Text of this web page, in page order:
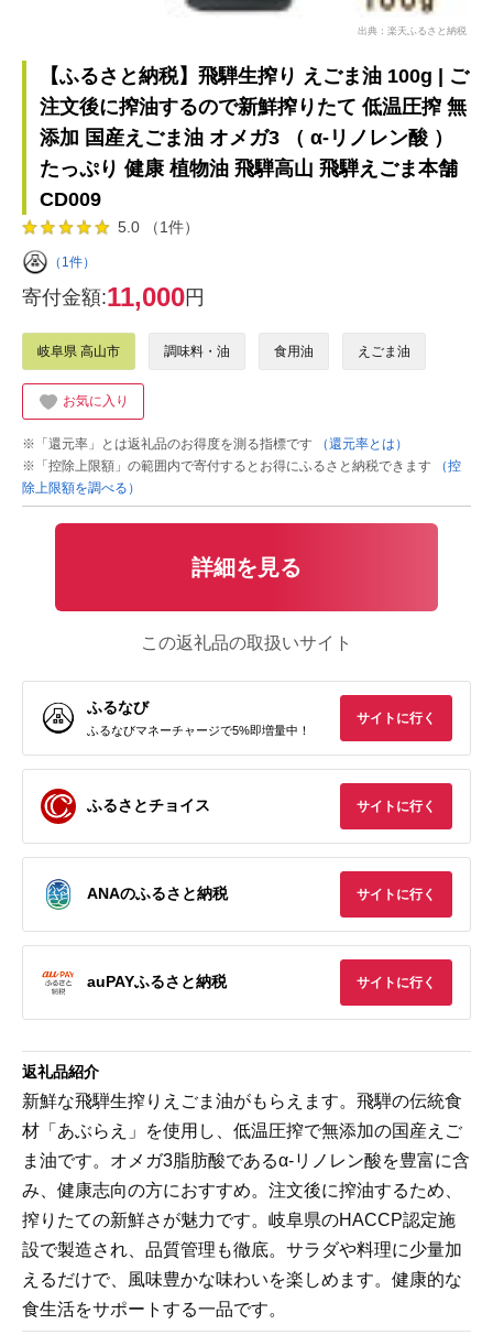
出典：楽天ふるさと納税
【ふるさと納税】飛騨生搾り えごま油 100g | ご
注文後に搾油するので新鮮搾りたて 低温圧搾 無
添加 国産えごま油 オメガ3 （ α-リノレン酸 ）
たっぷり 健康 植物油 飛騨高山 飛騨えごま本舗
CD009
5.0 （1件）
（1件）
寄付金額:11,000円
岐阜県 高山市 調味料・油 食用油 えごま油
お気に入り
※「還元率」とは返礼品のお得度を測る指標です
（還元率とは）
※「控除上限額」の範囲内で寄付するとお得にふるさと納税できます
（控
除上限額を調べる）
詳細を見る
この返礼品の取扱いサイト
ふるなび
ふるなびマネーチャージで5%即増量中！
サイトに行く
ふるさとチョイス サイトに行く
ANAのふるさと納税 サイトに行く
auPAYふるさと納税 サイトに行く
返礼品紹介
新鮮な飛騨生搾りえごま油がもらえます。飛騨の伝統食
材「あぶらえ」を使用し、低温圧搾で無添加の国産えご
ま油です。オメガ3脂肪酸であるα-リノレン酸を豊富に含
み、健康志向の方におすすめ。注文後に搾油するため、
搾りたての新鮮さが魅力です。岐阜県のHACCP認定施
設で製造され、品質管理も徹底。サラダや料理に少量加
えるだけで、風味豊かな味わいを楽しめます。健康的な
食生活をサポートする一品です。